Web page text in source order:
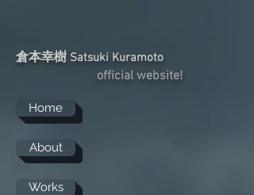
倉本幸樹 Satsuki Kuramoto
official website!
Home
About
Works